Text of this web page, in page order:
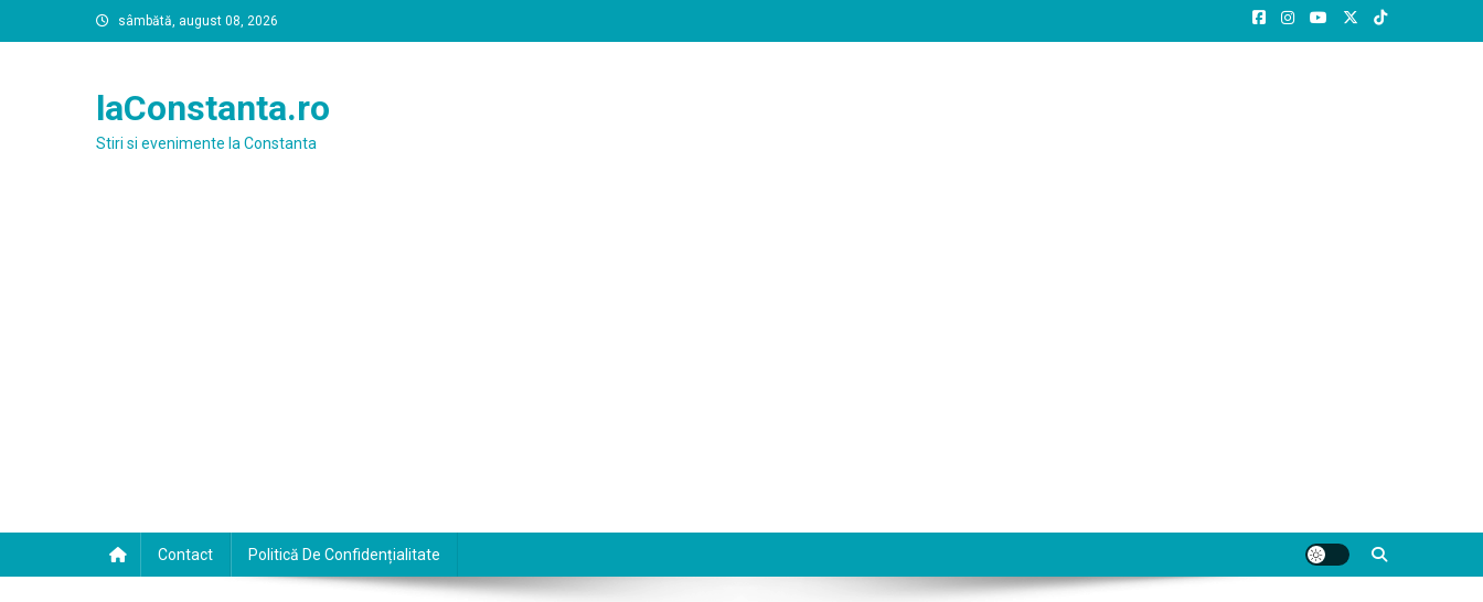
to
sâmbătă, august 08, 2026
laConstanta.ro
Stiri si evenimente la Constanta
Contact Politică De Confidențialitate